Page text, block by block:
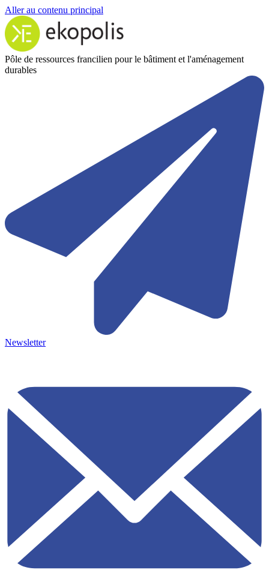
Aller au contenu principal
Pôle de ressources francilien pour le bâtiment et l'aménagement
durables
Newsletter